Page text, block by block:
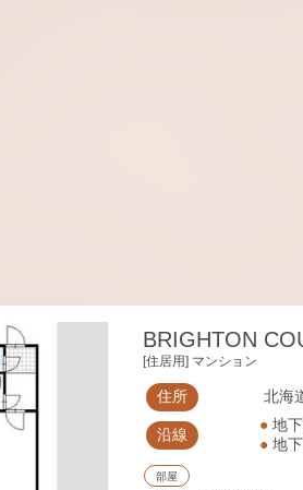
BRIGHTON
[住居用] マンション
住所 北海
沿線
● 地
● 地
部屋